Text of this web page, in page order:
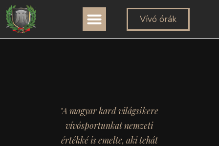
Vívó órák
"A magyar kard világsikere
vívósportunkat nemzeti
értékké is emelte, aki tehát